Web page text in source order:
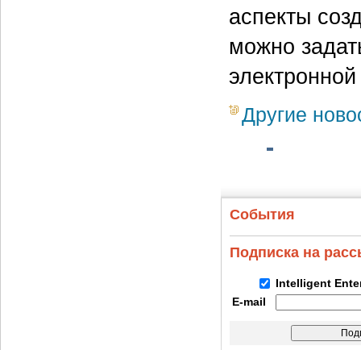
аспекты
можно
Другие
События
Подписка на
Intelligent
E-mail